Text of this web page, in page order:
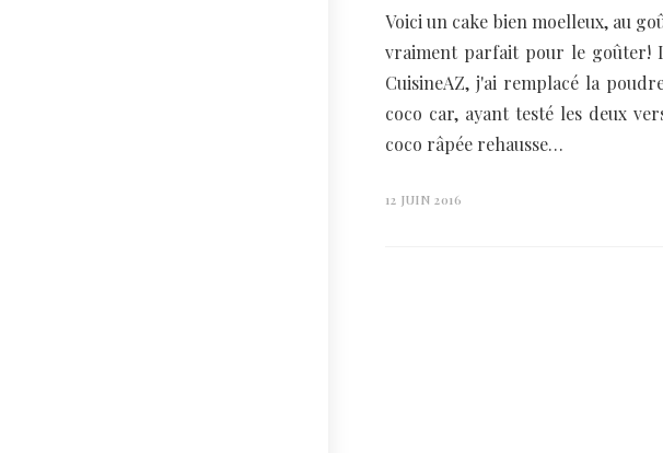
Voici un cake bien moelleux, au
vraiment parfait pour le goûter!
CuisineAZ, j'ai remplacé la
coco car, ayant testé les deux
coco râpée rehausse…
12 JUIN 2016